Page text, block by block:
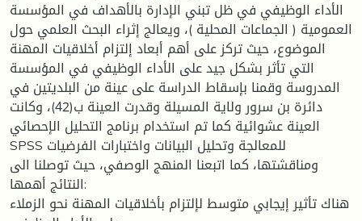
الأداء الوظيفي في ظل تبني الإدارة بالأهداف في المؤسسة
العمومية ( الجماعات المحلية )، ويعالج إثراء البحث العلمي حول
الموضوع، حيث تركز على أهم أبعاد إلتزام أخلاقيات المهنة
التي تأثر بشكل جيد على الأداء الوظيفي في المؤسسة
المدروسة وقمنا بإسقاط الدراسة على عينة من البلديتين في
دائرة بن سرور ولاية المسيلة وقدرت العينة ب(42)، وكانت
العينة عشوائية كما تم استخدام برنامج التحليل الإحصائي
SPSS للمعالجة وتحليل البيانات واختبارات الفرضيات
ومناقشتها، كما اتبعنا المنهج الوصفي، حيث توصلنا الى
النتائج أهمها:
هناك تأثير إيجابي متوسط لإلتزام بأخلاقيات المهنة نحو الزملاء